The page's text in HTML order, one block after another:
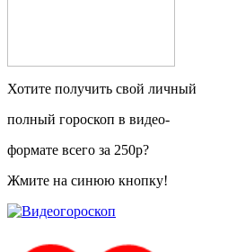
Хотите получить свой личный
полный гороскоп в видео-
формате всего за 250р?
Жмите на синюю кнопку!